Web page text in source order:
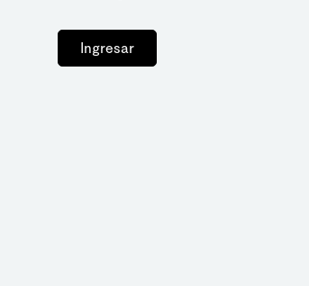
Ingresar